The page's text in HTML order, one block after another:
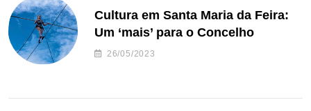
Cultura em Santa Maria da Feira:
Um ‘mais’ para o Concelho
26/05/2023